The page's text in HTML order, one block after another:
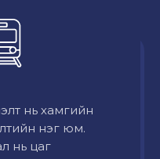
нь хамгийн
нэг юм.
нь цаг